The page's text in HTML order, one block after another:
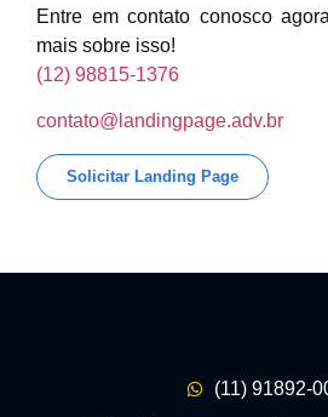
Entre em contato conosco
mais sobre isso!
(12) 98815-1376
contato@landingpage.adv.br
Solicitar Landing Page
(11) 91892-